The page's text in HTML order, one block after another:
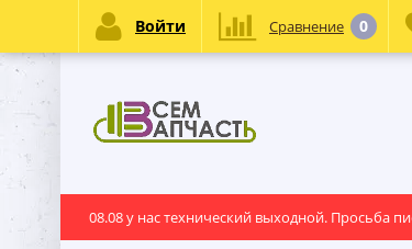
08.08 у нас технический выходной. Просьба
Войти Сравнение 0